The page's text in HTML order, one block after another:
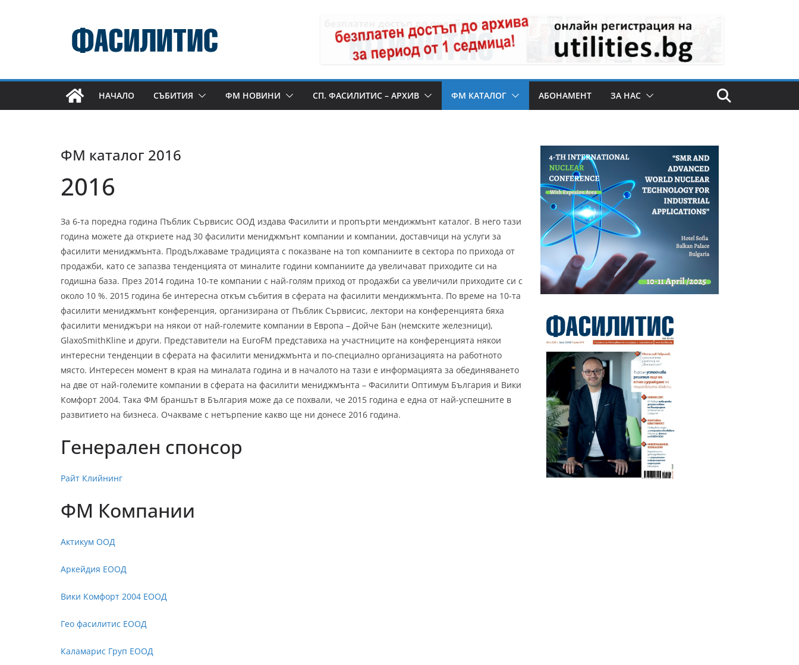
НАЧАЛО СЪБИТИЯ ФМ НОВИНИ СП. ФАСИЛИТИС – АРХИВ ФМ КАТАЛОГ АБОНАМЕНТ ЗА НАС
ФМ каталог 2016
2016
За 6-та поредна година Пъблик Сървисис ООД издава Фасилити и пропърти мендижмънт каталог. В него тази
година можете да откриете над 30 фасилити мениджмънт компании и компании, доставчици на услуги за
фасилити мениджмънта. Продължаваме традицията с показване на топ компаниите в сектора по прихода от
продажби, като се запазва тенденцията от миналите години компаниите да увеличават приходите си на
годишна база. През 2014 година 10-те компании с най-голям приход от продажби са увеличили приходите си с
около 10 %. 2015 година бе интересна откъм събития в сферата на фасилити мендижмънта. По време на 10-та
фасилити мениджмънт конференция, организирана от Пъблик Сървисис, лектори на конференцията бяха
фасилити мениджъри на някои от най-големите компании в Европа – Дойче Бан (немските железници),
GlaxoSmithKline и други. Представители на EuroFM представиха на участниците на конференцията някои
интересни тенденции в сферата на фасилити мениджмънта и по-специално организацията на работното
място. Интересен момент в края на миналата година и в началото на тази е информацията за обединяването
на две от най-големите компании в сферата на фасилити мениджмънта – Фасилити Оптимум България и Вики
Комфорт 2004. Така ФМ браншът в България може да се похвали, че 2015 година е една от най-успешните в
развитието на бизнеса. Очакваме с нетърпение какво ще ни донесе 2016 година.
Генерален спонсор
Райт Клийнинг
ФМ Компании
Актикум ООД
Аркейдия ЕООД
Вики Комфорт 2004 ЕООД
Гео фасилитис ЕООД
Каламарис Груп ЕООД